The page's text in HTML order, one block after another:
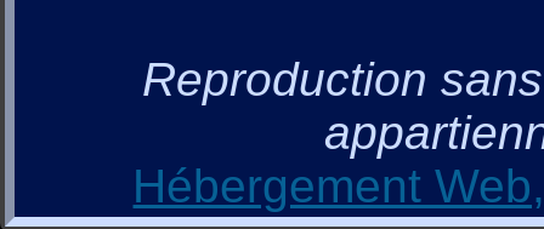
Reproduction
Hébergement